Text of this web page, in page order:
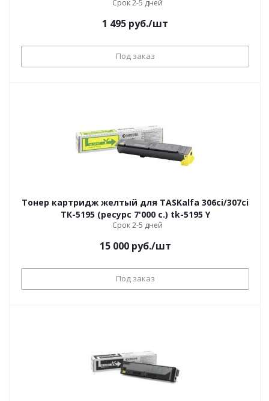
Срок 2-5 дней
1 495 руб./шт
Под заказ
Тонер картридж желтый для TASKalfa 306ci/307ci
ТК-5195 (ресурс 7'000 c.) tk-5195 Y
Срок 2-5 дней
15 000руб./шт
Под заказ